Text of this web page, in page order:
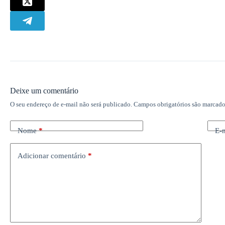
Deixe um comentário
O seu endereço de e-mail não será publicado. Campos obrigatórios são
Nome* E-
Adicionar comentário *